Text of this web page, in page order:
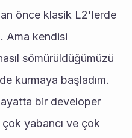
Ama kendisi
sömürüldüğümüzü
kurmaya başladım.
bir developer
yabancı ve çok